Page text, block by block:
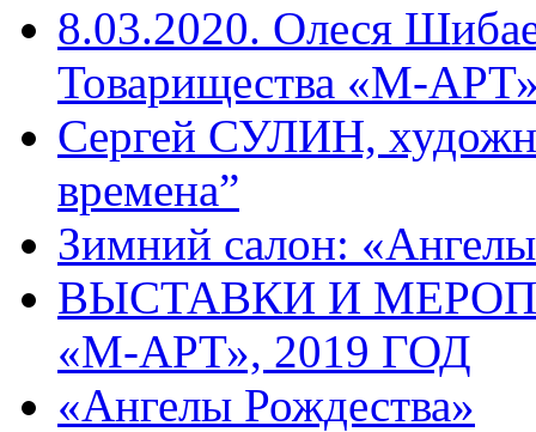
8.03.2020. Олеся
Товарищества «М-
Сергей СУЛИН,
времена”
Зимний салон:
ВЫСТАВКИ И
«М-АРТ», 2019 ГОД
«Ангелы Рождества»